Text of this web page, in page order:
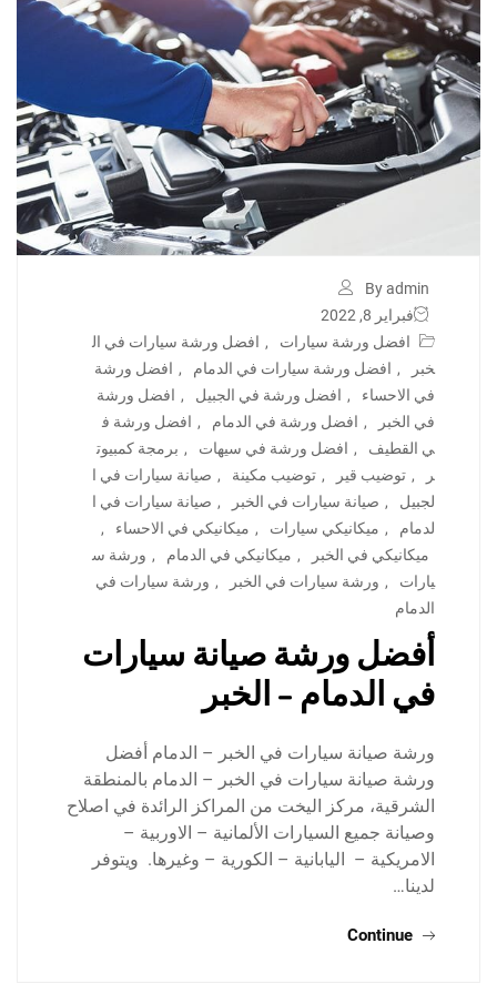
By admin
فبراير 8, 2022
افضل ورشة سيارات
, افضل ورشة سيارات في ال
خبر
, افضل ورشة سيارات في الدمام , افضل ورشة
في الاحساء
, افضل ورشة في الجبيل , افضل ورشة
في الخبر
, افضل ورشة في الدمام , افضل ورشة ف
ي القطيف
, افضل ورشة في سيهات , برمجة كمبيوت
ر
, توضيب قير , توضيب مكينة , صيانة سيارات في ا
لجبيل
, صيانة سيارات في الخبر , صيانة سيارات في ا
لدمام
, ميكانيكي سيارات , ميكانيكي في الاحساء
,
ميكانيكي في الخبر
, ميكانيكي في الدمام , ورشة س
يارات
, ورشة سيارات في الخبر , ورشة سيارات في
الدمام
أفضل ورشة صيانة سيارات
في الدمام – الخبر
ورشة صيانة سيارات في الخبر – الدمام أفضل
ورشة صيانة سيارات في الخبر – الدمام بالمنطقة
الشرقية، مركز اليخت من المراكز الرائدة في اصلاح
وصيانة جميع السيارات الألمانية – الاوربية –
الامريكية – اليابانية – الكورية – وغيرها. ويتوفر
لدينا…
Continue